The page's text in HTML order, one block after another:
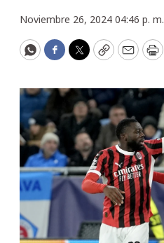
Noviembre 26, 2024 04:46 p. m.
WhatsApp
Facebook
Twitter
CopyEmail